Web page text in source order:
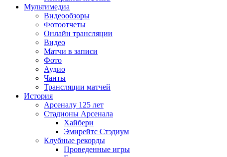
Мультимедиа
Видеообзоры
Фотоотчеты
Онлайн трансляции
Видео
Матчи в записи
Фото
Аудио
Чанты
Трансляции матчей
История
Арсеналу 125 лет
Стадионы Арсенала
Хайбери
Эмирейтс Стэдиум
Клубные рекорды
Проведенные игры